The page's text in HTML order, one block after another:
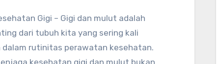
dari tubuh kita yang sering kali
dalam rutinitas perawatan kesehatan.
kesehatan gigi dan mulut bukan